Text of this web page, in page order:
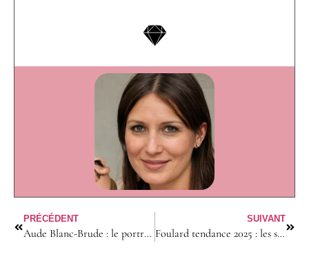
PRÉCÉDENT
Aude Blanc-Brude : le portrait d’une experte en thérapies brèves à Paris
SUIVANT
Foulard tendance 2025 : les styles incontournables pour sublimer vos looks